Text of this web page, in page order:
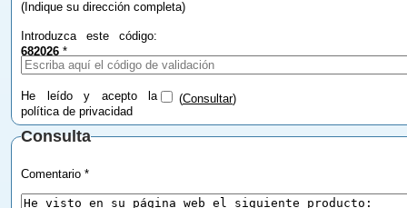
(Indique su dirección completa)
Introduzca este código:
682026 *
He leído y acepto la
política de privacidad
(Consultar)
Consulta
Comentario *